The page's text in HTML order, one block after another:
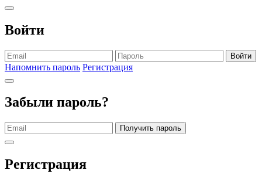
Войти
Войти
Напомнить пароль Регистрация
Забыли пароль?
Получить пароль
Регистрация